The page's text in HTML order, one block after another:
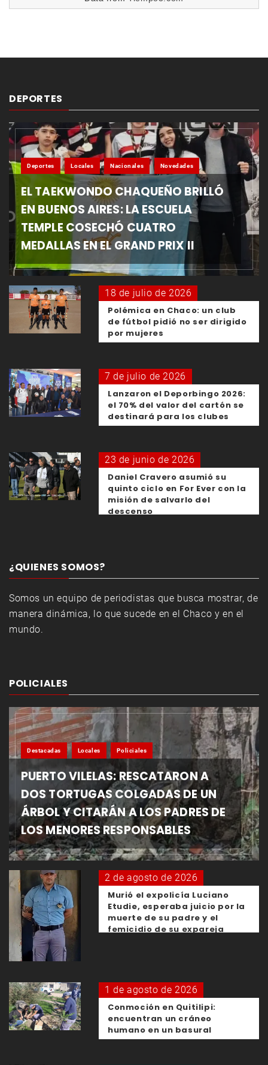
DEPORTES
Deportes Locales Nacionales Novedades
EL TAEKWONDO CHAQUEÑO BRILLÓ
EN BUENOS AIRES: LA ESCUELA
TEMPLE COSECHÓ CUATRO
MEDALLAS EN EL GRAND PRIX II
18 de julio de 2026
Polémica en Chaco: un club
de fútbol pidió no ser dirigido
por mujeres
7 de julio de 2026
Lanzaron el Deporbingo 2026:
el 70% del valor del cartón se
destinará para los clubes
23 de junio de 2026
Daniel Cravero asumió su
quinto ciclo en For Ever con la
misión de salvarlo del
descenso
¿QUIENES SOMOS?
Somos un equipo de periodistas que busca mostrar, de
manera dinámica, lo que sucede en el Chaco y en el
mundo.
POLICIALES
Destacadas Locales Policiales
PUERTO VILELAS: RESCATARON A
DOS TORTUGAS COLGADAS DE UN
ÁRBOL Y CITARÁN A LOS PADRES DE
LOS MENORES RESPONSABLES
2 de agosto de 2026
Murió el expolicía Luciano
Etudie, esperaba juicio por la
muerte de su padre y el
femicidio de su expareja
1 de agosto de 2026
Conmoción en Quitilipi:
encuentran un cráneo
humano en un basural